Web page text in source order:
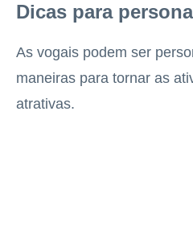
Dicas para
As vogais podem ser
maneiras para tornar as
atrativas.